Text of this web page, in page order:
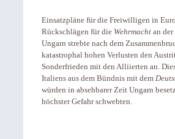
Einsatzpläne für die Freiwilligen in
Rückschlägen für die Wehrmacht an der
Ungarn strebte nach dem
katastrophal hohen Verlusten den
Sonderfrieden mit den Alliierten an.
Italiens aus dem Bündnis mit dem
würden in absehbarer Zeit Ungarn
höchster Gefahr schwebten.